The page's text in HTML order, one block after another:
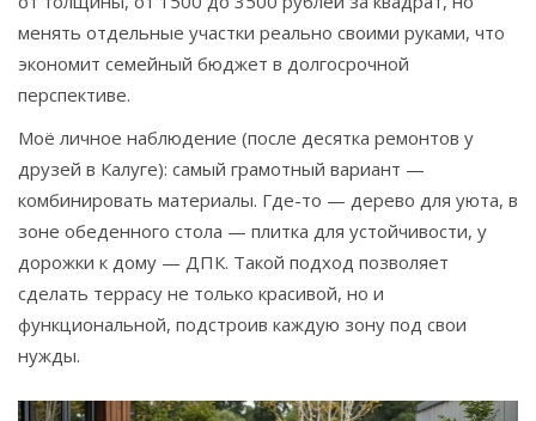
менять отдельные участки реально своими руками, что
экономит семейный бюджет в долгосрочной
перспективе.
Моё личное наблюдение (после десятка ремонтов у
друзей в Калуге): самый грамотный вариант —
комбинировать материалы. Где-то — дерево для уюта, в
зоне обеденного стола — плитка для устойчивости, у
дорожки к дому — ДПК. Такой подход позволяет
сделать террасу не только красивой, но и
функциональной, подстроив каждую зону под свои
нужды.